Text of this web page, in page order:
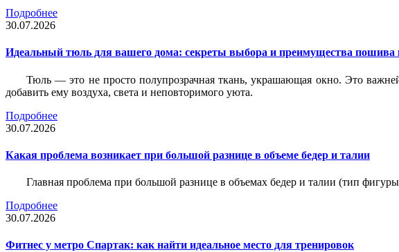
Подробнее
30.07.2026
Идеальный тюль для вашего дома: секреты выбора и преимущества пошива
Тюль — это не просто полупрозрачная ткань, украшающая окно. Это
добавить ему воздуха, света и неповторимого уюта.
Подробнее
30.07.2026
Какая проблема возникает при большой разнице в объеме бедер и талии
Главная проблема при большой разнице в объемах бедер и талии (тип
Подробнее
30.07.2026
Фитнес у метро Спартак: как найти идеальное место для тренировок